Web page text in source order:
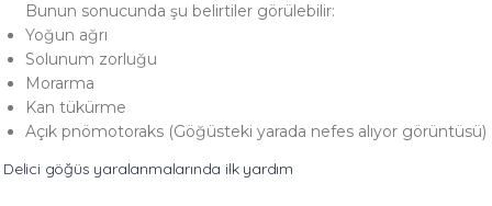
Bunun sonucunda şu belirtiler görülebilir:
Yoğun ağrı
Solunum zorluğu
Morarma
Kan tükürme
Açık pnömotoraks (Göğüsteki yarada nefes alıyor görüntüsü)
Delici göğüs yaralanmalarında ilk yardım